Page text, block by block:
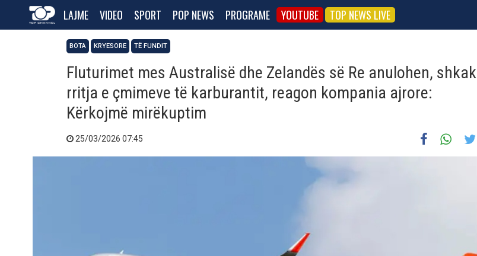
LAJME VIDEO SPORT POP NEWS PROGRAME YOUTUBE TOP NEWS LIVE
BOTA KRYESORE TË FUNDIT
Fluturimet mes Australisë dhe Zelandës së Re anulohen, shkak
rritja e çmimeve të karburantit, reagon kompania ajrore:
Kërkojmë mirëkuptim
25/03/2026 07:45